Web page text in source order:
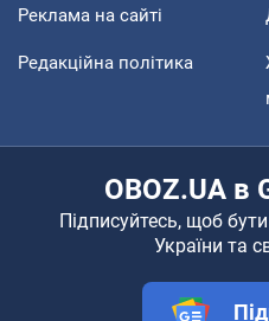
Реклама на сайті
Редакційна політика
OBOZ.UA в
Підписуйтесь, щоб
України та